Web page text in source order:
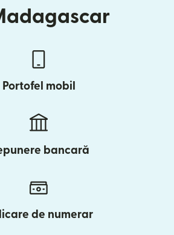
Portofel mobil
bancară
de numerar